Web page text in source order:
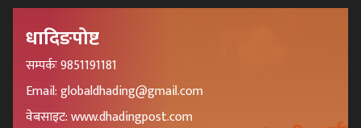
धादिङपोष्ट
सम्पर्कः 9851191181
Email: globaldhading@gmail.com
वेबसाइट: www.dhadingpost.com